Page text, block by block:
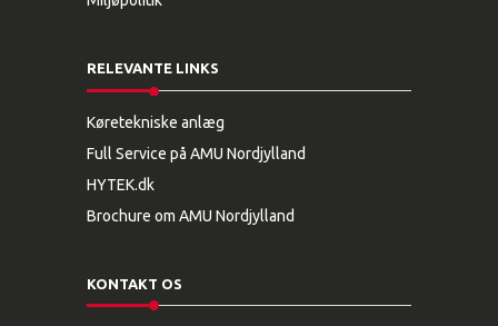
RELEVANTE LINKS
Køretekniske anlæg
Full Service på AMU Nordjylland
HYTEK.dk
Brochure om AMU Nordjylland
KONTAKT OS